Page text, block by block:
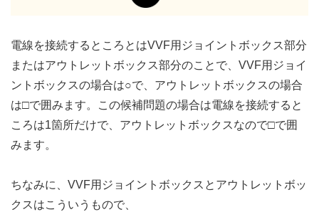
電線を接続するところとはVVF用ジョイントボックス部分
またはアウトレットボックス部分のことで、VVF用ジョイ
ントボックスの場合は○で、アウトレットボックスの場合
は□で囲みます。この候補問題の場合は電線を接続すると
ころは1箇所だけで、アウトレットボックスなので□で囲
みます。
ちなみに、VVF用ジョイントボックスとアウトレットボッ
クスはこういうもので、